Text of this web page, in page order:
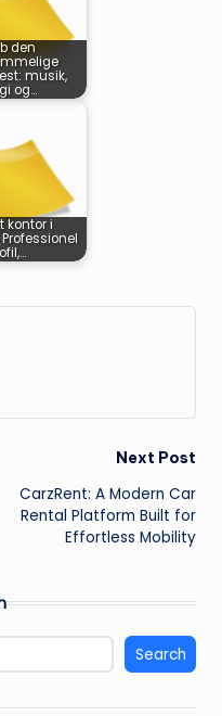
den
musik,
og…
kontor i
Next Post
CarzRent: A Modern Car
Rental Platform Built for
Effortless Mobility
Search